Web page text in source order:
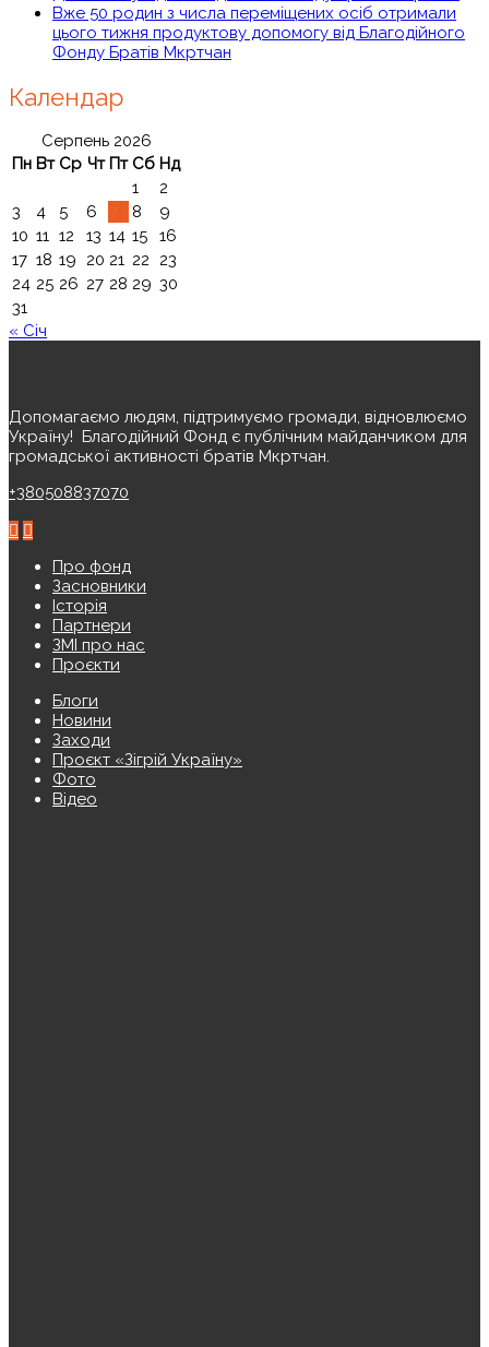
Вже 50 родин з числа переміщених осіб отримали
цього тижня продуктову допомогу від Благодійного
Фонду Братів Мкртчан
Календар
Серпень 2026
Пн Вт Ср Чт Пт Сб Нд
1
2
3
4 5 6 8
9
10 11 12 13 14 15
16
17 18 19 20 21 22
23
24 25 26 27 28 29 30
31
« Січ
Допомагаємо людям, підтримуємо громади, відновлюємо
Україну! ️ Благодійний Фонд є публічним майданчиком для
громадської активності братів Мкртчан.
+380508837070
Про фонд
Засновники
Історія
Партнери
ЗМІ про нас
Проєкти
Блоги
Новини
Заходи
Проєкт «Зігрій Україну»
Фото
Відео